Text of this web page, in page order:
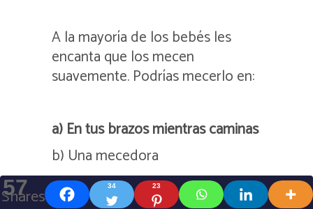
A la mayoría de los bebés les
encanta que los mecen
suavemente. Podrías mecerlo en:
a) En tus brazos mientras caminas
b) Una mecedora
c) Unfularmientras la porteas
57
Shares 34 23